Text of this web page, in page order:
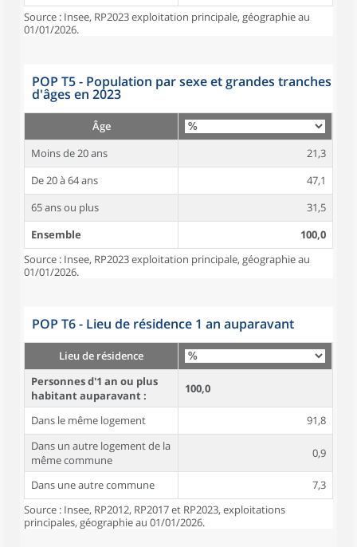
Source : Insee, RP2023 exploitation principale, géographie au
01/01/2026.
POP T5 - Population par sexe et grandes tranches
d'âges en 2023
Âge
Moins de 20 ans
21,3
De 20 à 64 ans
47,1
65 ans ou plus
31,5
Ensemble
100,0
Source : Insee, RP2023 exploitation principale, géographie au
01/01/2026.
POP T6 - Lieu de résidence 1 an auparavant
Lieu de résidence
Personnes d'1 an ou plus
habitant auparavant :
100,0
Dans le même logement
91,8
Dans un autre logement de la
même commune
0,9
Dans une autre commune
7,3
Source : Insee, RP2012, RP2017 et RP2023, exploitations
principales, géographie au 01/01/2026.